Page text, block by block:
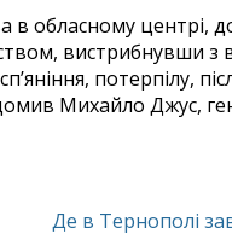
обласному центрі, до
вистрибнувши з
потерпілу,
Михайло Джус,
Де в Тернополі